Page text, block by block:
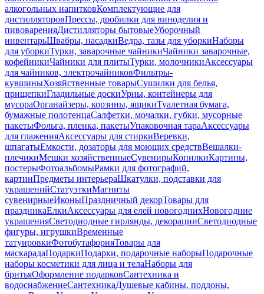
алкогольных напитковКомплектующие для
дистилляторовПрессы, дробилки для виноделия и
пивоваренияДистилляторы бытовыеУборочный
инвентарьШвабры, насадкиВедра, тазы для уборкиНаборы
для уборкиТурки, заварочные чайникиЧайники заварочные,
кофейникиЧайники для плитыТурки, молочникиАксессуары
для чайников, электрочайниковФильтры-
кувшиныХозяйственные товарыСушилки для белья,
прищепкиГладильные доскиУрны, контейнеры для
мусораОрганайзеры, корзины, ящикиТуалетная бумага,
бумажные полотенцаСалфетки, мочалки, губки, мусорные
пакетыФольга, пленка, пакетыУпаковочная тараАксессуары
для глаженияАксессуары для стиркиВеревки,
шпагатыЕмкости, дозаторы для моющих средствВешалки-
плечикиМешки хозяйственныеСувенирыКопилкиКартины,
постерыФотоальбомыРамки для фотографий,
картинПредметы интерьераШкатулки, подставки для
украшенийСтатуэткиМагниты
сувенирныеИконыПраздничный декорТовары для
праздникаЕлкиАксессуары для елей новогоднихНовогодние
украшенияСветодиодные гирлянды, декорацииСветодиодные
фигуры, игрушкиВременные
татуировкиФотобутафорияТовары для
маскарадаПодаркиПодарки, подарочные наборыПодарочные
наборы косметики для лица и телаНаборы для
бритьяОформление подарковСантехника и
водоснабжениеСантехникаДушевые кабины, поддоны,